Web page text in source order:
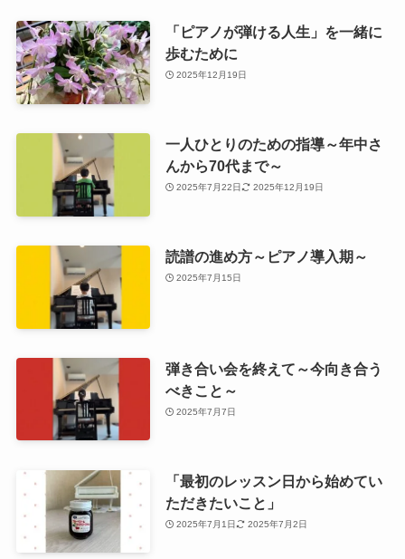
「ピアノが弾ける人生」を一緒に
歩むために
2025年12月19日
一人ひとりのための指導～年中さ
んから70代まで～
2025年7月22日 2025年12月19日
読譜の進め方～ピアノ導入期～
2025年7月15日
弾き合い会を終えて～今向き合う
べきこと～
2025年7月7日
「最初のレッスン日から始めてい
ただきたいこと」
2025年7月1日 2025年7月2日